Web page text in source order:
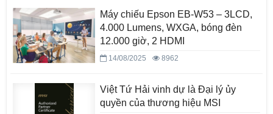
Máy chiếu Epson EB-W53 – 3LCD,
4.000 Lumens, WXGA, bóng đèn
12.000 giờ, 2 HDMI
14/08/2025 8962
Việt Tứ Hải vinh dự là Đại lý ủy
quyền của thương hiệu MSI